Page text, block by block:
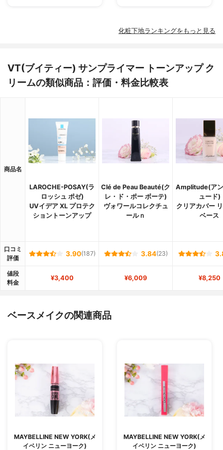
化粧下地ランキングをもっと見る
VT(ブイティー) サンプライマー トーンアップ ク
リームの類似商品：評価・料金比較表
商品名
LAROCHE-POSAY(ラ
ロッシュ ポゼ)
UVイデア XL プロテク
ショントーンアップ
Clé de Peau Beauté(ク
レ・ド・ポー ボーテ)
ヴォワールコレクチュ
ールｎ
Amplitude(ア
ュード)
クリアカバー
ベース
口コミ
評価
3.90(187) 3.84(23)
値段
料金
¥3,400 ¥6,009 ¥8,250
ベースメイクの関連商品
MAYBELLINE NEW YORK(メ
イベリン ニューヨーク)
MAYBELLINE NEW YORK(メ
イベリン ニューヨーク)